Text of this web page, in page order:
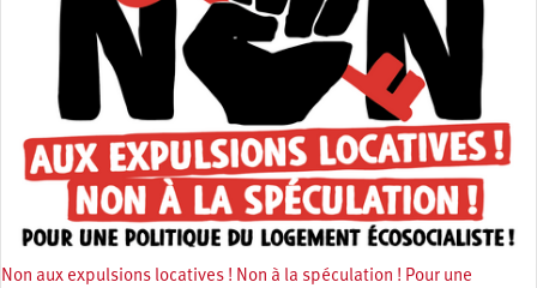
Non aux expulsions locatives ! Non à la spéculation ! Pour une